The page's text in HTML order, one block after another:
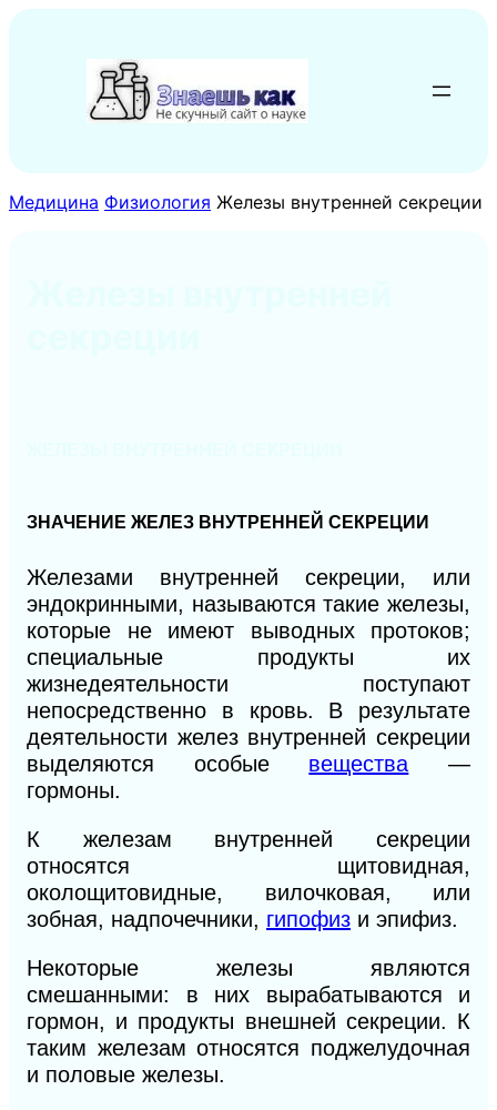
содержимому
Медицина Физиология Железы внутренней секреции
ЗНАЧЕНИЕ ЖЕЛЕЗ ВНУТРЕННЕЙ СЕКРЕЦИИ
Железами внутренней секреции, или
эндокринными, называются такие железы,
которые не имеют выводных протоков;
специальные продукты их
жизнедеятельности поступают
непосредственно в кровь. В результате
деятельности желез внутренней секреции
выделяются особые вещества —
гормоны.
К железам внутренней секреции
относятся щитовидная,
околощитовидные, вилочковая, или
зобная, надпочечники, гипофиз и эпифиз.
Некоторые железы являются
смешанными: в них вырабатываются и
гормон, и продукты внешней секреции. К
таким железам относятся поджелудочная
и половые железы.